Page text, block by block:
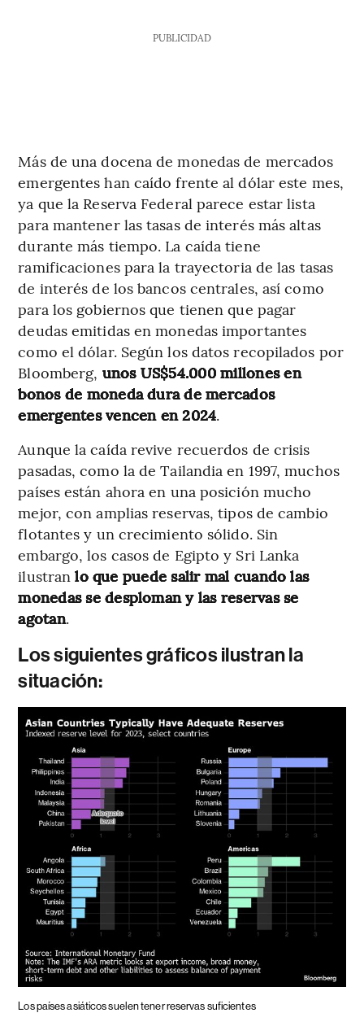
PUBLICIDAD
Más de una docena de monedas de mercados
emergentes han caído frente al dólar este mes,
ya que la Reserva Federal parece estar lista
para mantener las tasas de interés más altas
durante más tiempo. La caída tiene
ramificaciones para la trayectoria de las tasas
de interés de los bancos centrales, así como
para los gobiernos que tienen que pagar
deudas emitidas en monedas importantes
como el dólar. Según los datos recopilados por
Bloomberg, unos US$54.000 millones en
bonos de moneda dura de mercados
emergentes vencen en 2024.
Aunque la caída revive recuerdos de crisis
pasadas, como la de Tailandia en 1997, muchos
países están ahora en una posición mucho
mejor, con amplias reservas, tipos de cambio
flotantes y un crecimiento sólido. Sin
embargo, los casos de Egipto y Sri Lanka
ilustranlo que puede salir mal cuando las
monedas se desploman y las reservas se
agotan.
Los siguientes gráficos ilustran la
situación:
Los países asiáticos suelen tener reservas suficientes